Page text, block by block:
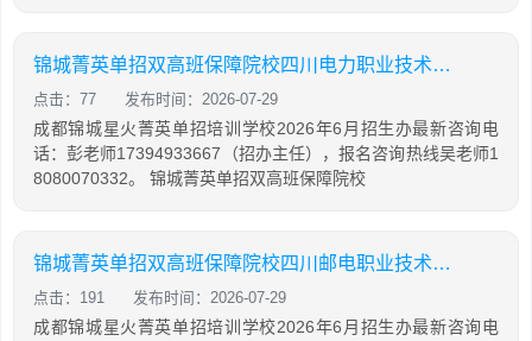
锦城菁英单招双高班保障院校四川电力职业技术学院
点击：77 发布时间：2026-07-29
成都锦城星火菁英单招培训学校2026年6月招生办最新咨询电
话：彭老师17394933667（招办主任），报名咨询热线吴老师1
8080070332。 锦城菁英单招双高班保障院校
锦城菁英单招双高班保障院校四川邮电职业技术学院骨干
点击：191 发布时间：2026-07-29
成都锦城星火菁英单招培训学校2026年6月招生办最新咨询电